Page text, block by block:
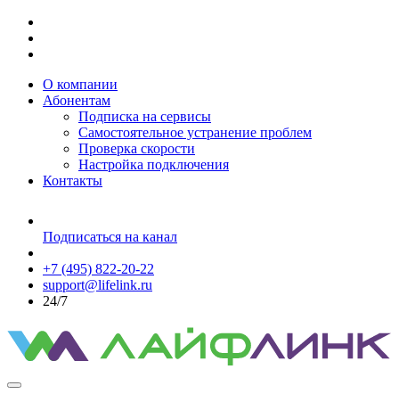
О компании
Абонентам
Подписка на сервисы
Самостоятельное устранение проблем
Проверка скорости
Настройка подключения
Контакты
Подписаться на канал
+7 (495) 822-20-22
support@lifelink.ru
24/7